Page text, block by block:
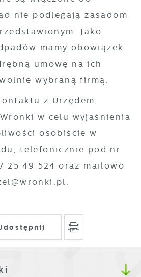
nie podlegają zasadom
Jako
mamy obowiązek
umowę na ich
wybraną firmą.
z Urzędem
w celu wyjaśnienia
osobiście w
telefonicznie pod nr
25 49 524 oraz mailowo